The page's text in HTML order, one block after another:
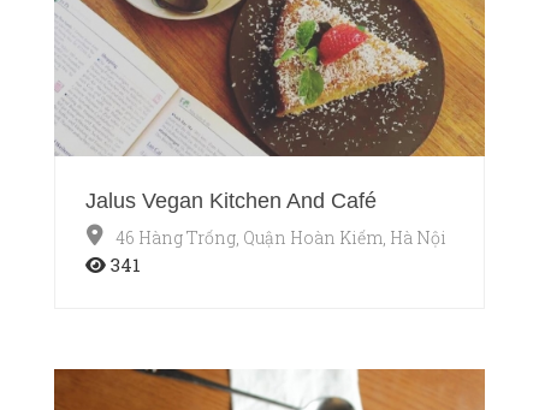
Jalus Vegan Kitchen And Café
46 Hàng Trống, Quận Hoàn Kiếm, Hà Nội
341